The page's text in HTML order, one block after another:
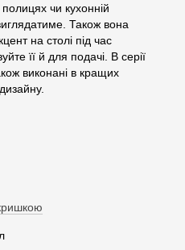
чи кухонній
Також вона
на столі під час
її й для подачі. В серії
виконані в кращих